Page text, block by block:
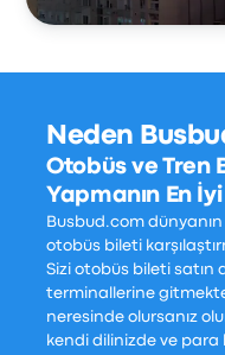
Neden
Otobüs ve Tren
Yapmanın En İyi
Busbud.com
otobüs bileti
Sizi otobüs bileti
terminallerine
neresinde olursanız
kendi dilinizde ve para